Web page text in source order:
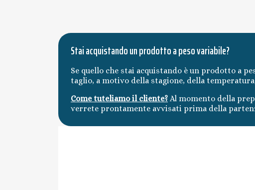
Stai acquistando un prodotto a peso variabile?
Se quello che stai acquistando è un prodotto a
taglio, a motivo della stagione, della
Come tuteliamo il cliente? Al momento della
verrete prontamente avvisati prima della